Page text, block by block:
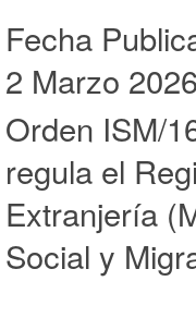
Fecha
2 Marzo
Orden ISM/
regula el
Extranjería
Social y